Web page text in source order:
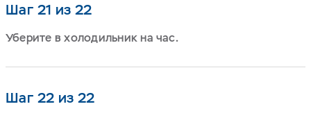
Шаг 21 из 22
Уберите в холодильник на час.
Шаг 22 из 22